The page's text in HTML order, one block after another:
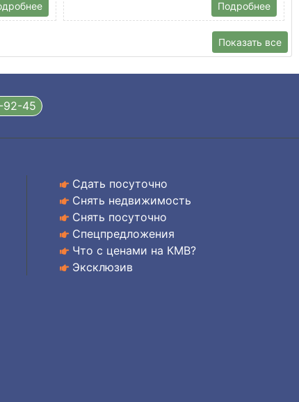
Подробнее
Показать все
92-45
Сдать посуточно
Снять недвижимость
Снять посуточно
Спецпредложения
Что с ценами на КМВ?
Эксклюзив